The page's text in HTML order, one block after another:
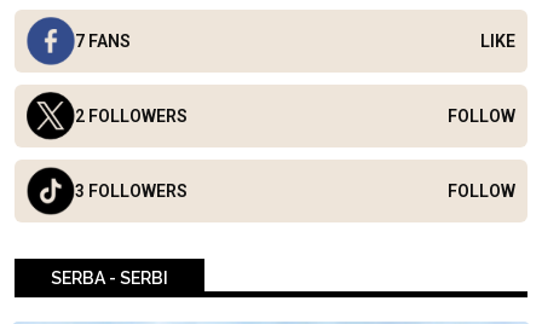
7 FANS LIKE
2 FOLLOWERS FOLLOW
3 FOLLOWERS FOLLOW
SERBA - SERBI